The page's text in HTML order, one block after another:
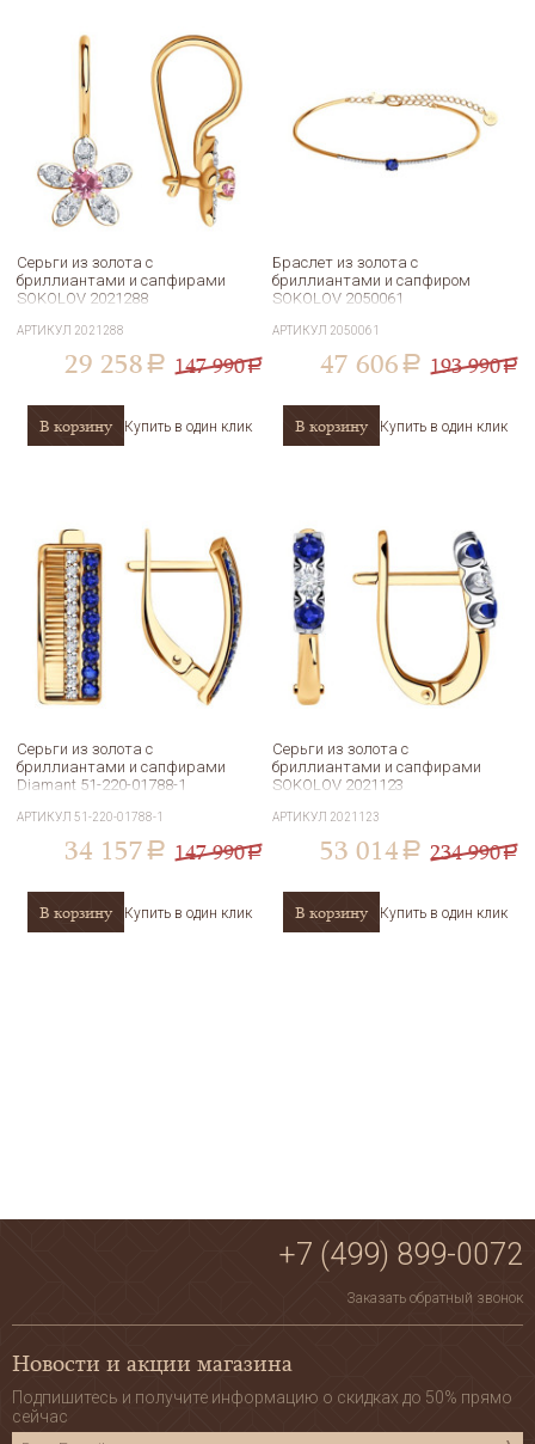
Серьги из золота с
бриллиантами и сапфирами
SOKOLOV 2021288
АРТИКУЛ 2021288
29 258 a 147 990a
В корзину Купить в один клик
Браслет из золота с
бриллиантами и сапфиром
SOKOLOV 2050061
АРТИКУЛ 2050061
47 606 a 193 990a
В корзину Купить в один клик
Серьги из золота с
бриллиантами и сапфирами
Diamant 51-220-01788-1
АРТИКУЛ51-220-01788-1
34 157 a 147 990a
В корзину Купить в один клик
Серьги из золота с
бриллиантами и сапфирами
SOKOLOV 2021123
АРТИКУЛ 2021123
53 014 a 234 990a
В корзину Купить в один клик
+7 (499) 899-0072
Заказать обратный звонок
Новости и акции магазина
Подпишитесь и получите информацию о скидках до 50% прямо
сейчас